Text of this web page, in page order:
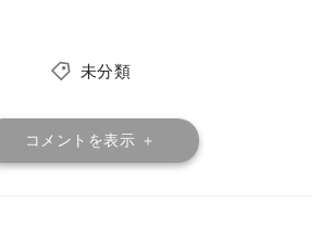
未分類
コメントを表示 ＋